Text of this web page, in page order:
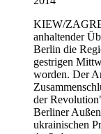
KIEW/
anhaltender
Berlin die
gestrigen
worden. Der
der
Berliner
ukrainischen